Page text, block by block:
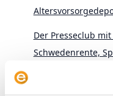
Der Presseclub mit
Schwedenrente,